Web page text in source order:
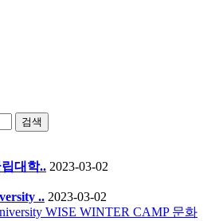
검색
대학.. 2023-03-02
.. 2023-03-02